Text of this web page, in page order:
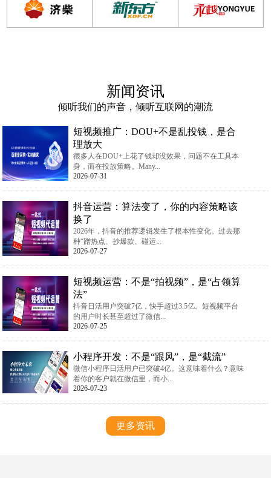
新闻资讯
倾听我们的声音，倾听互联网的潮流
短视频推广：DOU+不是乱投钱，是合
理放大
很多人在DOU+上花了钱却没效果，问题不在工具本
身，而在投放策略。Many...
2026-07-31
抖音运营：算法变了，你的内容策略该
换了
2026年，抖音的推荐逻辑发生了根本性变化。过去那
种“蹭热点、抄爆款、碰运...
2026-07-27
短视频运营：不是“拍视频”，是“占领算
法”
抖音日活用户突破7亿，快手超过3.5亿。短视频平台
的用户时长甚至超过了微信...
2026-07-25
小程序开发：不是“跟风”，是“截流”
微信小程序日活用户已突破4亿。这意味着什么？意味
着你的客户就在微信里，而小...
2026-07-23
更多资讯